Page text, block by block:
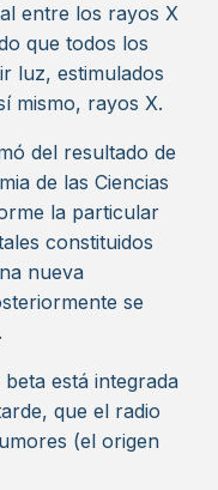
entre los rayos X
que todos los
luz, estimulados
mismo, rayos X.
del resultado de
de las Ciencias
la particular
constituidos
nueva
se
está integrada
que el radio
(el origen